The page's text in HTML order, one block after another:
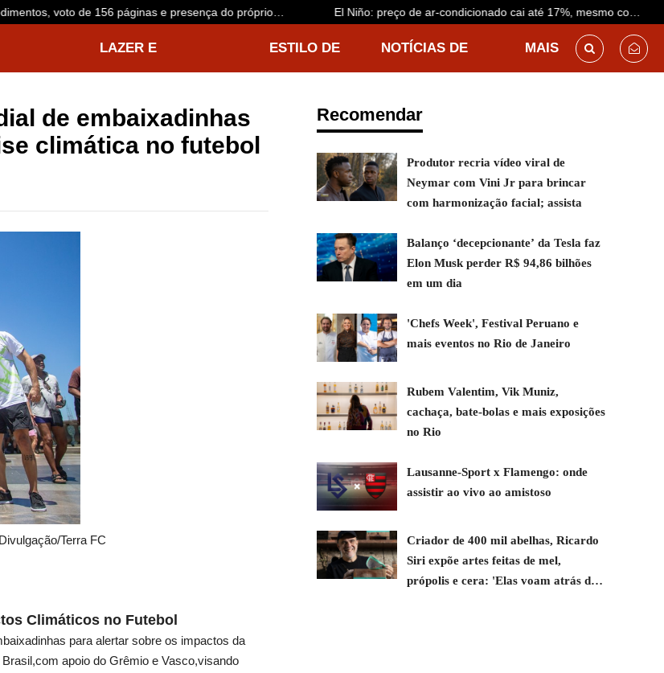
voto de 156 páginas e presença do próprio
El Niño: preço de ar-condicionado cai até 17%, mesmo com
LAZER E ESTILO DE NOTÍCIAS DE MAIS
de embaixadinhas
climática no futebol
Terra FC
Climáticos no Futebol
para alertar sobre os impactos da
apoio do Grêmio e Vasco,visando
Recomendar
Produtor recria vídeo viral de
Neymar com Vini Jr para brincar
com harmonização facial; assista
Balanço ‘decepcionante’ da Tesla faz
Elon Musk perder R$ 94,86 bilhões
em um dia
'Chefs Week', Festival Peruano e
mais eventos no Rio de Janeiro
Rubem Valentim, Vik Muniz,
cachaça, bate-bolas e mais exposições
no Rio
Lausanne-Sport x Flamengo: onde
assistir ao vivo ao amistoso
Criador de 400 mil abelhas, Ricardo
Siri expõe artes feitas de mel,
própolis e cera: 'Elas voam atrás de